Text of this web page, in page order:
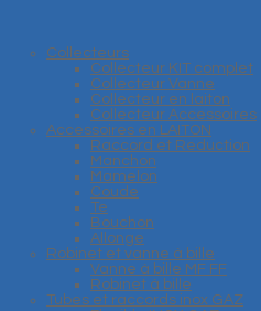
Collecteurs
Collecteur KIT complet
Collecteur Vanne
Collecteur en laiton
Collecteur Accessoires
Accessoires en LAITON
Raccord et Reduction
Manchon
Mamelon
Coude
Te
Bouchon
Allonge
Robinet et vanne à bille
Vanne à bille MF FF
Robinet à bille
Tubes et raccords inox GAZ